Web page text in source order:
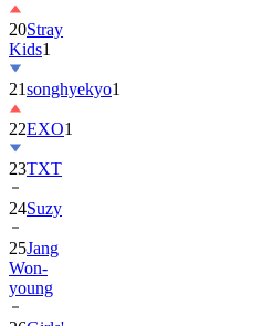
20Stray
Kids1
21songhyekyo1
22EXO1
23TXT
24Suzy
25Jang
Won-
young